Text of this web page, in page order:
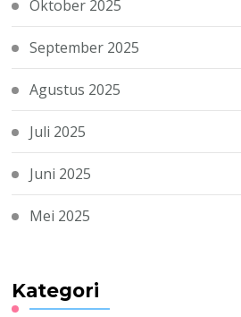
Oktober 2025
September 2025
Agustus 2025
Juli 2025
Juni 2025
Mei 2025
Kategori